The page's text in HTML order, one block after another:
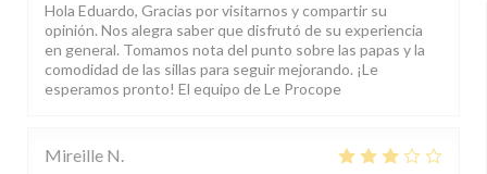
Hola Eduardo, Gracias por visitarnos y compartir su
opinión. Nos alegra saber que disfrutó de su experiencia
en general. Tomamos nota del punto sobre las papas y la
comodidad de las sillas para seguir mejorando. ¡Le
esperamos pronto! El equipo de Le Procope
Mireille N